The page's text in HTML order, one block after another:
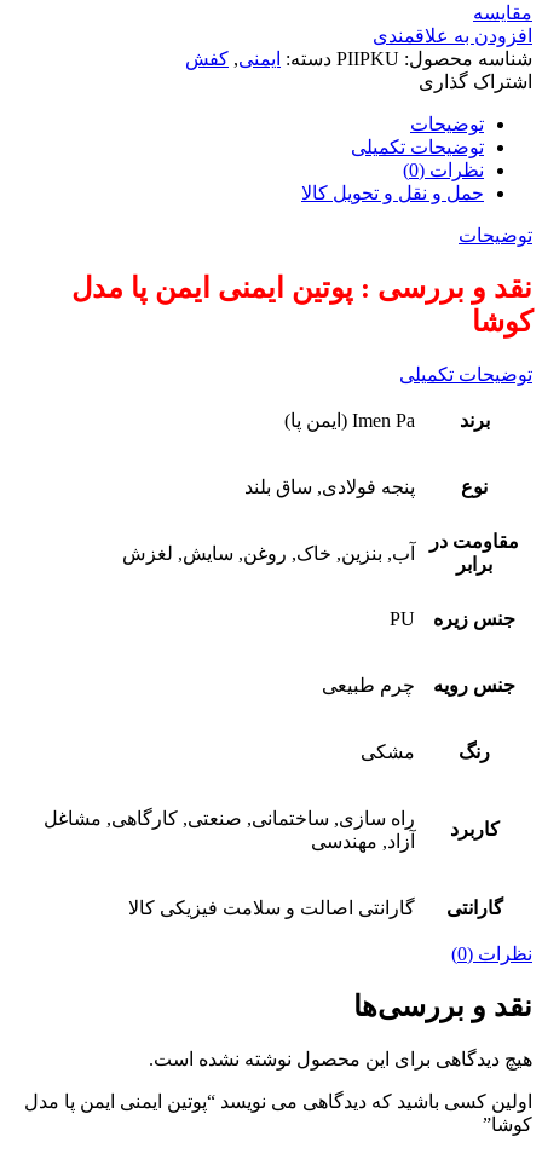
مقایسه
افزودن به علاقمندی
شناسه محصول: PIIPKU دسته: ایمنی, کفش
اشتراک گذاری
توضیحات
توضیحات تکمیلی
نظرات (0)
حمل و نقل و تحویل کالا
توضیحات
نقد و بررسی : پوتین ایمنی ایمن پا مدل
کوشا
توضیحات تکمیلی
برند Imen Pa (ایمن پا)
نوع پنجه فولادی, ساق بلند
مقاومت در
برابر
آب, بنزین, خاک, روغن, سایش, لغزش
جنس زیره PU
جنس رویه چرم طبیعی
رنگ مشکی
کاربرد
راه سازی, ساختمانی, صنعتی, کارگاهی, مشاغل
آزاد, مهندسی
گارانتی گارانتی اصالت و سلامت فیزیکی کالا
نظرات (0)
نقد و بررسی‌ها
هیچ دیدگاهی برای این محصول نوشته نشده است.
اولین کسی باشید که دیدگاهی می نویسد “پوتین ایمنی ایمن پا مدل
کوشا”